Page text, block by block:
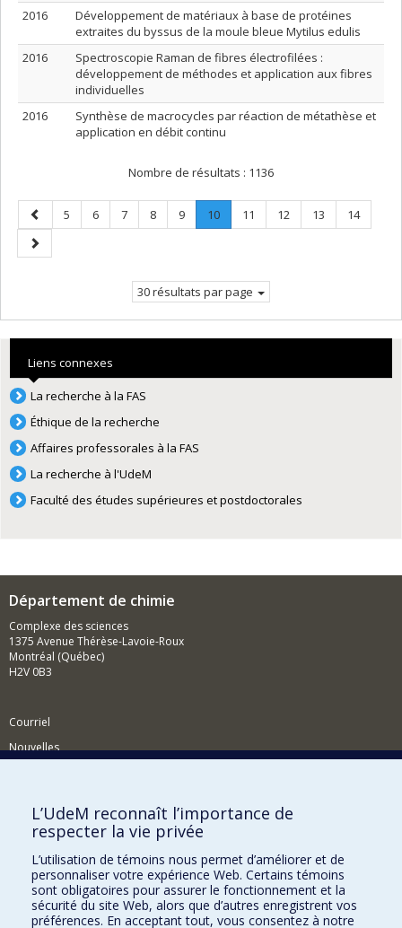
2016
Développement de matériaux à base de protéines
extraites du byssus de la moule bleue Mytilus edulis
2016
Spectroscopie Raman de fibres électrofilées :
développement de méthodes et application aux fibres
individuelles
2016
Synthèse de macrocycles par réaction de métathèse et
application en débit continu
Nombre de résultats : 1136
Page
précédente
Page
5 Page
6 Page
7 Page
8 Page
9 Page
10.
Page
Page
11 Page
12 Page
13 Page
14
Page
suivante
30 résultats par page
Liens connexes
La recherche à la FAS
Éthique de la recherche
Affaires professorales à la FAS
La recherche à l'UdeM
Faculté des études supérieures et postdoctorales
Département de chimie
Complexe des sciences
1375 Avenue Thérèse-Lavoie-Roux
Montréal (Québec)
H2V 0B3
Courriel
Nouvelles
Comment soutenir le Département?
BESOIN D'AIDE?
Plan du site
Signaler une erreur
Accessibilité
L’UdeM reconnaît l’importance de
respecter la vie privée
L’utilisation de témoins nous permet d’améliorer et de
personnaliser votre expérience Web. Certains témoins
sont obligatoires pour assurer le fonctionnement et la
sécurité du site Web, alors que d’autres enregistrent vos
préférences. En acceptant tout, vous consentez à notre